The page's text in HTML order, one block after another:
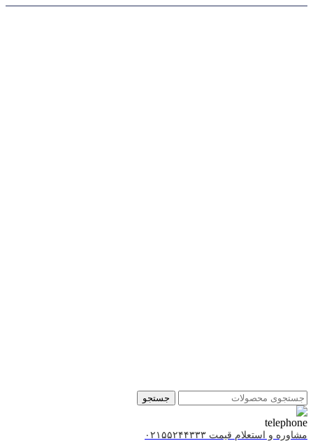
جستجو
مشاوره و استعلام قیمت ۰۲۱۵۵۲۴۴۳۳۳